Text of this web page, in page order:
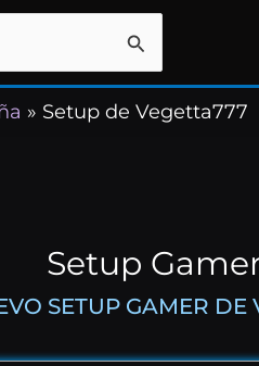
» Setup de Vegetta777
Setup
SETUP GAMER